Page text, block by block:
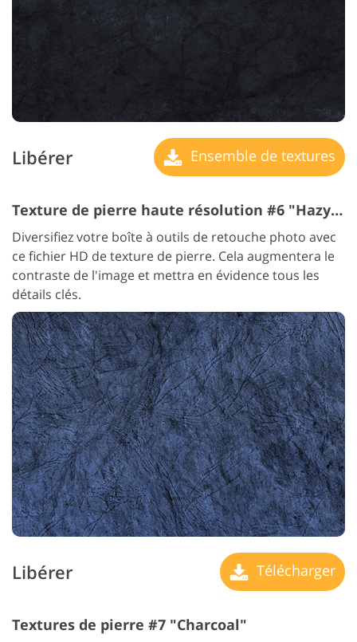
Libérer Ensemble de textures
Texture de pierre haute résolution #6 "Hazy Quartz"
Diversifiez votre boîte à outils de retouche photo avec
ce fichier HD de texture de pierre. Cela augmentera le
contraste de l'image et mettra en évidence tous les
détails clés.
Libérer Télécharger
Textures de pierre #7 "Charcoal"